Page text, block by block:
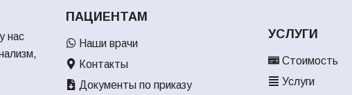
нас
ПАЦИЕНТАМ
Наши врачи
Контакты
Документы по приказу
УСЛУГИ
Стоимость
Услуги